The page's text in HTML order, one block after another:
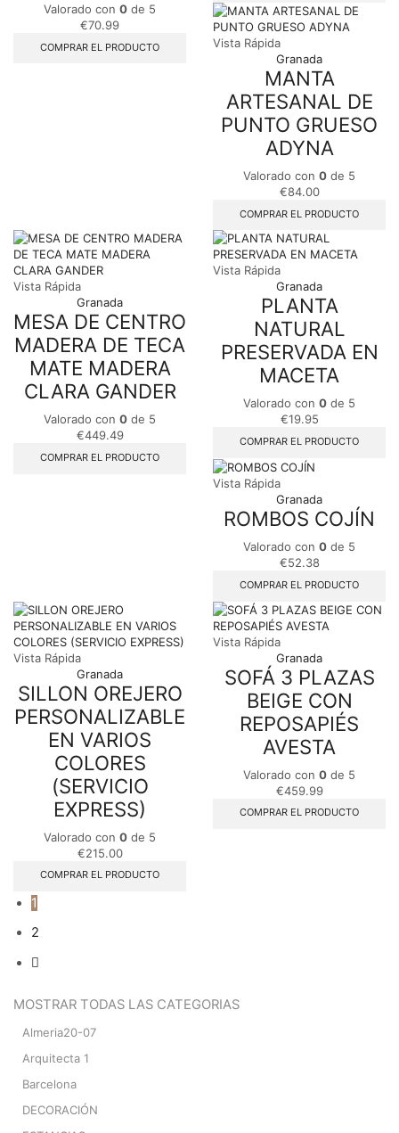
Valorado con 0 de 5
€70.99
COMPRAR EL PRODUCTO
Vista Rápida
Granada
MANTA
ARTESANAL DE
PUNTO GRUESO
ADYNA
Valorado con 0 de 5
€84.00
COMPRAR EL PRODUCTO
Vista Rápida
Granada
MESA DE CENTRO
MADERA DE TECA
MATE MADERA
CLARA GANDER
Valorado con 0 de 5
€449.49
COMPRAR EL PRODUCTO
Vista Rápida
Granada
PLANTA
NATURAL
PRESERVADA EN
MACETA
Valorado con 0 de 5
€19.95
COMPRAR EL PRODUCTO
Vista Rápida
Granada
ROMBOS COJÍN
Valorado con 0 de 5
€52.38
COMPRAR EL PRODUCTO
Vista Rápida
Granada
SILLON OREJERO
PERSONALIZABLE
EN VARIOS
COLORES
(SERVICIO
EXPRESS)
Valorado con 0 de 5
€215.00
COMPRAR EL PRODUCTO
Vista Rápida
Granada
SOFÁ 3 PLAZAS
BEIGE CON
REPOSAPIÉS
AVESTA
Valorado con 0 de 5
€459.99
COMPRAR EL PRODUCTO
1
2
MOSTRAR TODAS LAS CATEGORIAS
Almeria20-07
Arquitecta 1
Barcelona
DECORACIÓN